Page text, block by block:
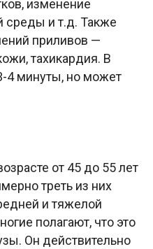
изменение
и т.д. Также
приливов —
тахикардия. В
4 минуты, но может
от 45 до 55 лет
треть из них
и тяжелой
полагают, что это
Он действительно